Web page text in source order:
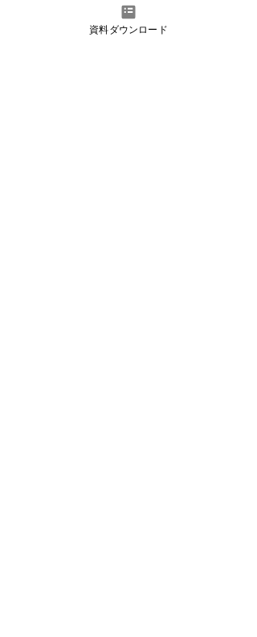
資料ダウンロード